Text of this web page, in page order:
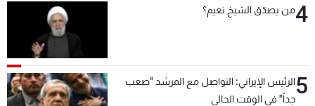
4من يصدّق الشيخ نعيم؟
5الرئيس الإيراني: التواصل مع المرشد "صعب
جداً" في الوقت الحالي